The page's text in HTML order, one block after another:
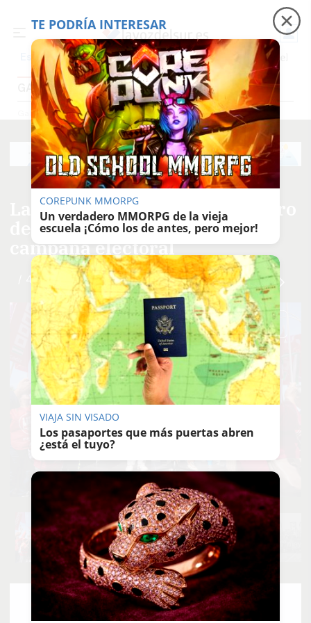
Es noticia Precio luz Padre Coraje Fábrica de botellas
GALERÍAS FOTOGRÁFICAS
Galerías Fotográficas
La manifestación por el Primero
de Mayo en Cádiz, con sabor a
campaña electoral
/ 42
JOSÉ MARÍA
REYNA
TE PODRÍA INTERESAR
COREPUNK MMORPG
Un verdadero MMORPG de la vieja
escuela ¡Cómo los de antes, pero mejor!
VIAJA SIN VISADO
Los pasaportes que más puertas abren
¿está el tuyo?